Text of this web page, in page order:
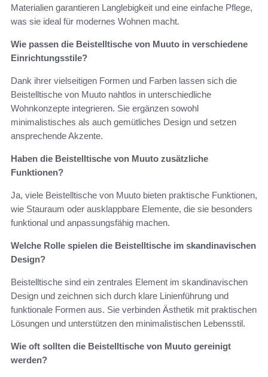
Materialien garantieren Langlebigkeit und eine einfache Pflege,
was sie ideal für modernes Wohnen macht.
Wie passen die Beistelltische von Muuto in verschiedene
Einrichtungsstile?
Dank ihrer vielseitigen Formen und Farben lassen sich die
Beistelltische von Muuto nahtlos in unterschiedliche
Wohnkonzepte integrieren. Sie ergänzen sowohl
minimalistisches als auch gemütliches Design und setzen
ansprechende Akzente.
Haben die Beistelltische von Muuto zusätzliche
Funktionen?
Ja, viele Beistelltische von Muuto bieten praktische Funktionen,
wie Stauraum oder ausklappbare Elemente, die sie besonders
funktional und anpassungsfähig machen.
Welche Rolle spielen die Beistelltische im skandinavischen
Design?
Beistelltische sind ein zentrales Element im skandinavischen
Design und zeichnen sich durch klare Linienführung und
funktionale Formen aus. Sie verbinden Ästhetik mit praktischen
Lösungen und unterstützen den minimalistischen Lebensstil.
Wie oft sollten die Beistelltische von Muuto gereinigt
werden?